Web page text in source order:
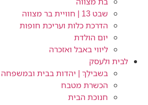
שבט 13 | חוויית בר מצווה
הדרכת כלות ועריכת חופות​
יום הולדת
ליווי באבל ואזכרה
לבית ולעסק
בשבילֵךְ | יהדות בבית ובמשפחה
הכשרת מטבח
חנוכת הבית